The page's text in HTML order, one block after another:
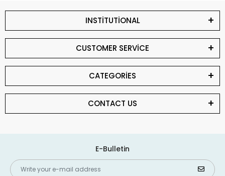
INSTİTUTİONAL
CUSTOMER SERVİCE
CATEGORİES
CONTACT US
E-Bulletin